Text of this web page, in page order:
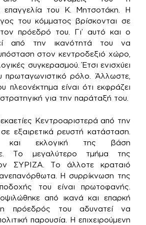
επαγγελία του Κ. Μητσοτάκη. Η
του κόμματος βρίσκονται σε
πρόεδρό του. Γι’ αυτό και ο
από την ικανότητά του να
στον κεντροδεξιό χώρο,
συγκερασμού. Έτσι ενισχύει
πρωταγωνιστικό ρόλο. Άλλωστε,
πλεονέκτημα είναι ότι εκφράζει
για την παράταξή του.
Κεντροαριστερά από την
εξαιρετικά ρευστή κατάσταση.
και εκλογική της βάση
Το μεγαλύτερο τμήμα της
ΣΥΡΙΖΑ. Το άλλοτε κραταιό
Η συρρίκνωση της
του είναι πρωτοφανής.
από ικανά και επαρκή
πρόεδρός του αδυνατεί να
παρουσία. Η επιχειρούμενη